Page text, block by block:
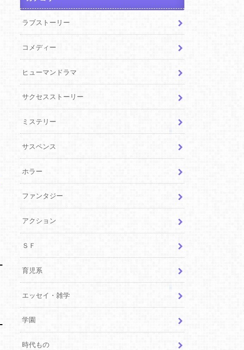
ラブストーリー
コメディー
ヒューマンドラマ
サクセスストーリー
ミステリー
サスペンス
ホラー
ファンタジー
アクション
ＳＦ
育児系
エッセイ・雑学
学園
時代もの